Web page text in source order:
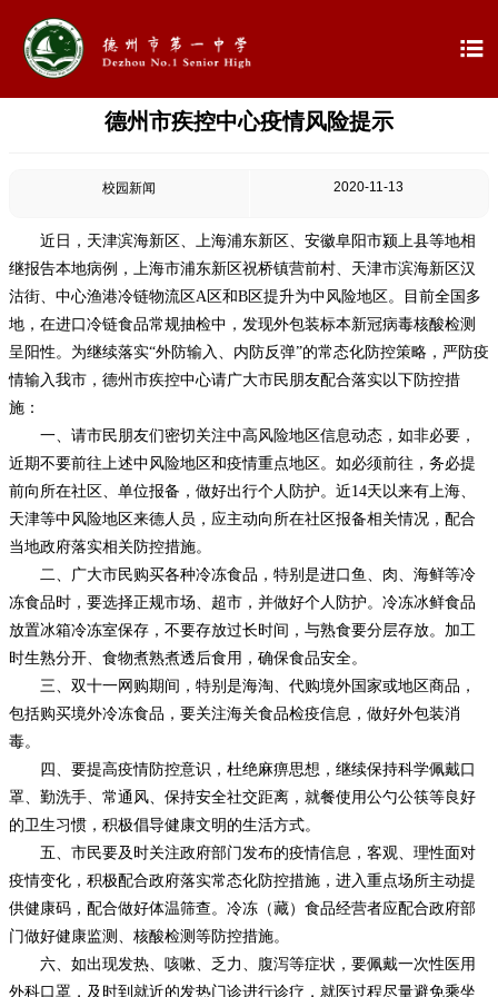

德州市疾控中心疫情风险提示
校园新闻 2020-11-13
近日，天津滨海新区、上海浦东新区、安徽阜阳市颍上县等地相
继报告本地病例，上海市浦东新区祝桥镇营前村、天津市滨海新区汉
沽街、中心渔港冷链物流区A区和B区提升为中风险地区。目前全国多
地，在进口冷链食品常规抽检中，发现外包装标本新冠病毒核酸检测
呈阳性。为继续落实“外防输入、内防反弹”的常态化防控策略，严防疫
情输入我市，德州市疾控中心请广大市民朋友配合落实以下防控措
施：
一、请市民朋友们密切关注中高风险地区信息动态，如非必要，
近期不要前往上述中风险地区和疫情重点地区。如必须前往，务必提
前向所在社区、单位报备，做好出行个人防护。近14天以来有上海、
天津等中风险地区来德人员，应主动向所在社区报备相关情况，配合
当地政府落实相关防控措施。
二、广大市民购买各种冷冻食品，特别是进口鱼、肉、海鲜等冷
冻食品时，要选择正规市场、超市，并做好个人防护。冷冻冰鲜食品
放置冰箱冷冻室保存，不要存放过长时间，与熟食要分层存放。加工
时生熟分开、食物煮熟煮透后食用，确保食品安全。
三、双十一网购期间，特别是海淘、代购境外国家或地区商品，
包括购买境外冷冻食品，要关注海关食品检疫信息，做好外包装消
毒。
四、要提高疫情防控意识，杜绝麻痹思想，继续保持科学佩戴口
罩、勤洗手、常通风、保持安全社交距离，就餐使用公勺公筷等良好
的卫生习惯，积极倡导健康文明的生活方式。
五、市民要及时关注政府部门发布的疫情信息，客观、理性面对
疫情变化，积极配合政府落实常态化防控措施，进入重点场所主动提
供健康码，配合做好体温筛查。冷冻（藏）食品经营者应配合政府部
门做好健康监测、核酸检测等防控措施。
六、如出现发热、咳嗽、乏力、腹泻等症状，要佩戴一次性医用
外科口罩，及时到就近的发热门诊进行诊疗，就医过程尽量避免乘坐
学校概况
 信息公开
 教学教研
 最新公告

 科学技术实验校